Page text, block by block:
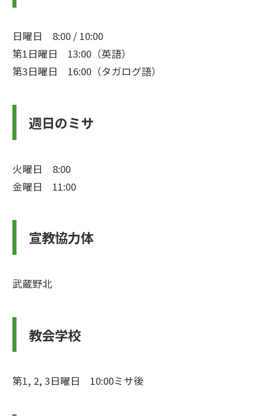
日曜日 8:00 / 10:00
第1日曜日 13:00（英語）
第3日曜日 16:00（タガログ語）
週日のミサ
火曜日 8:00
金曜日 11:00
宣教協力体
武蔵野北
教会学校
第1, 2, 3日曜日 10:00ミサ後